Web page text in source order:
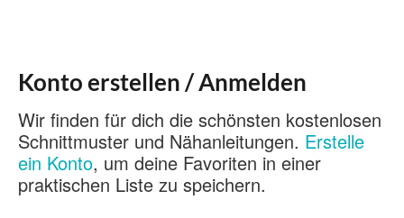
Konto erstellen / Anmelden
Wir finden für dich die schönsten kostenlosen
Schnittmuster und Nähanleitungen. Erstelle
ein Konto, um deine Favoriten in einer
praktischen Liste zu speichern.